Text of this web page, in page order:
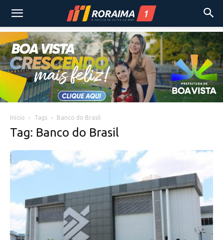
Início Tags Banco do Brasil
Tag: Banco do Brasil